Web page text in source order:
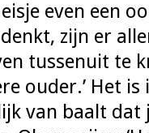
even een
zijn er
tussenuit te
ouder.’ Het is
van baalt